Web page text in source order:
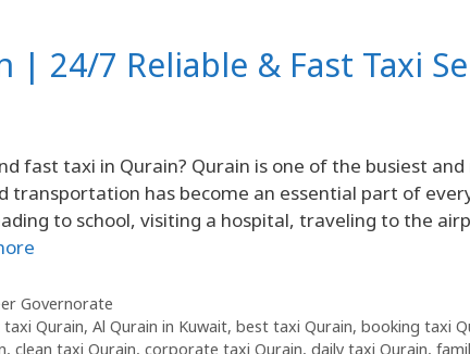
| 24/7 Reliable & Fast Taxi
fast taxi in Qurain? Qurain is one of the busiest
transportation has become an essential part of
to school, visiting a hospital, traveling to the
Governorate
Qurain, Al Qurain in Kuwait, best taxi Qurain, booking taxi
, clean taxi Qurain, corporate taxi Qurain, daily taxi Qurain,